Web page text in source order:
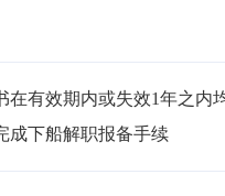
在有效期内或失效1年之内
成下船解职报备手续